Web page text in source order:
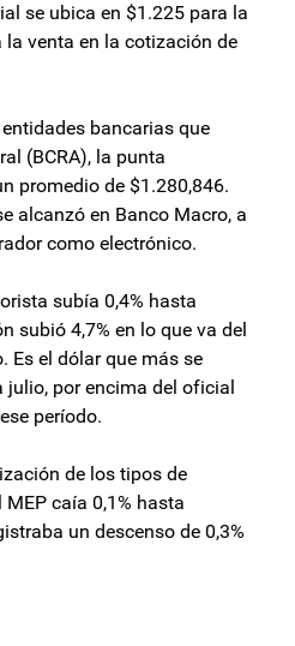
se ubica en $1.225 para la
venta en la cotización de
bancarias que
(BCRA), la punta
promedio de $1.280,846.
alcanzó en Banco Macro, a
como electrónico.
subía 0,4% hasta
subió 4,7% en lo que va del
Es el dólar que más se
julio, por encima del oficial
período.
de los tipos de
caía 0,1% hasta
un descenso de 0,3%